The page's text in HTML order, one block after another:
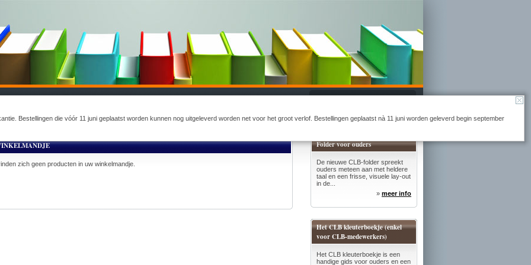
Bestellingen die vóór 11 juni geplaatst worden kunnen nog uitgeleverd worden net voor het groot verlof. Bestellingen geplaatst nà 11 juni worden geleverd begin september
zich geen producten in uw winkelmandje.
Folder voor ouders
De nieuwe CLB-folder spreekt
ouders meteen aan met heldere
taal en een frisse, visuele lay-out
in de...
» meer info
Het CLB kleuterboekje (enkel
voor CLB-medewerkers)
Het CLB kleuterboekje is een
handige gids voor ouders en een